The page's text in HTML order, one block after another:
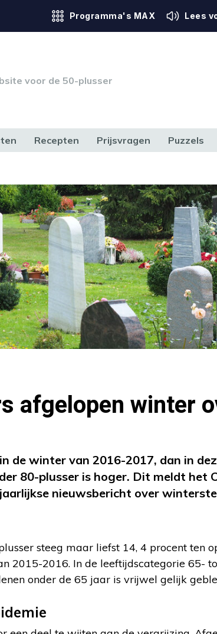
Programma's MAX Lees
voor de 50-plusser
Recepten Prijsvragen Puzzels
afgelopen winter
de winter van 2016-2017, dan in
80-plusser is hoger. Dit meldt het
nieuwsbericht over
steeg maar liefst 14, 4 procent ten
2015-2016. In de leeftijdscategorie 65-
onder de 65 jaar is vrijwel gelijk